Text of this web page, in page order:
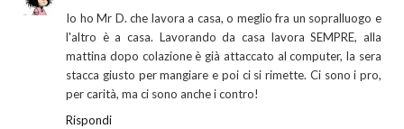
Io ho Mr D. che lavora a casa, o meglio fra un sopralluogo e
l'altro è a casa. Lavorando da casa lavora SEMPRE, alla
mattina dopo colazione è già attaccato al computer, la sera
stacca giusto per mangiare e poi ci si rimette. Ci sono i pro,
per carità, ma ci sono anche i contro!
Rispondi